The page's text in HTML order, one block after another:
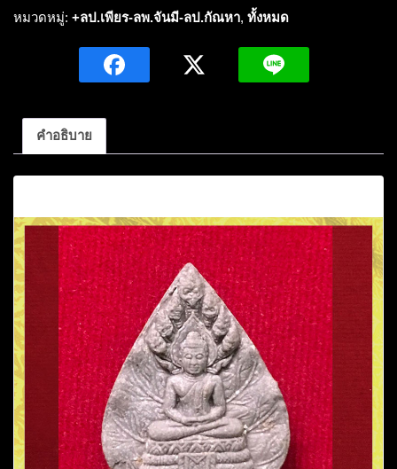
ผง
ป่า
กอง
อ.บ้าน
ผือ
อุดรธานี
ชิ้น
หมวดหมู่: +ลป.เพียร-ลพ.จันมี-ลป.กัณหา, ทั้งหมด
คำอธิบาย